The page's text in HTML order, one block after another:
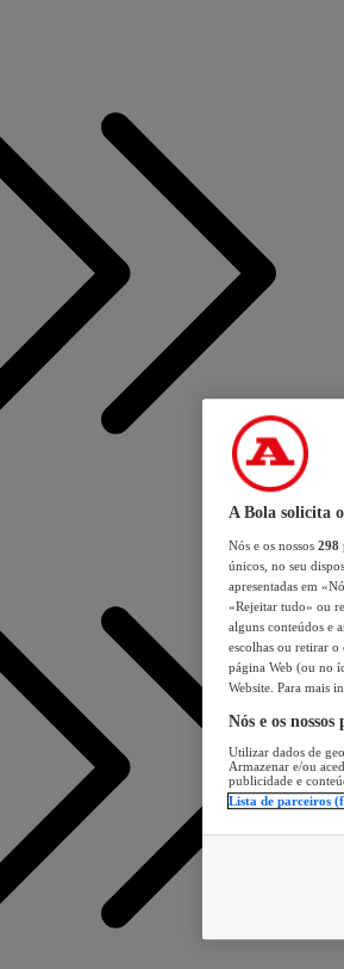
A Bola solicita
Nós e os nossos 298
únicos, no seu
apresentadas em
«Rejeitar tudo» ou
alguns conteúdos e
escolhas ou retirar
página Web (ou no
Website. Para mais
Nós e os
Utilizar dados de
Armazenar e/ou
publicidade e
Lista de parceiros